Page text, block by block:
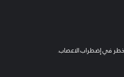
في إضطراب الاعصاب.